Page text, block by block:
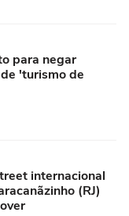
para negar
'turismo de
internacional
(RJ)